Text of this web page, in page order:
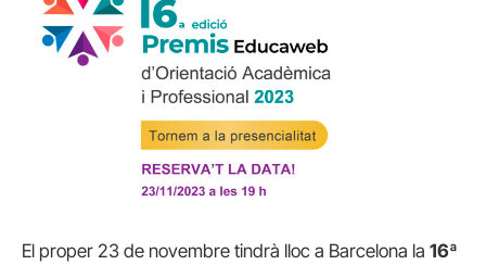
El proper 23 de novembre tindrà lloc a Barcelona la 16ª